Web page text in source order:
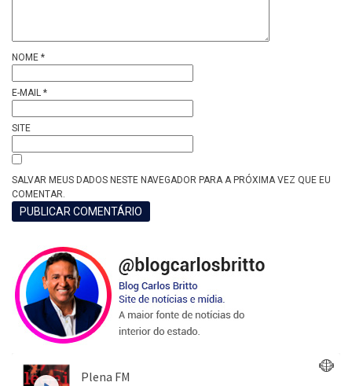
NOME *
E-MAIL *
SITE
SALVAR MEUS DADOS NESTE NAVEGADOR PARA A PRÓXIMA VEZ QUE EU
COMENTAR.